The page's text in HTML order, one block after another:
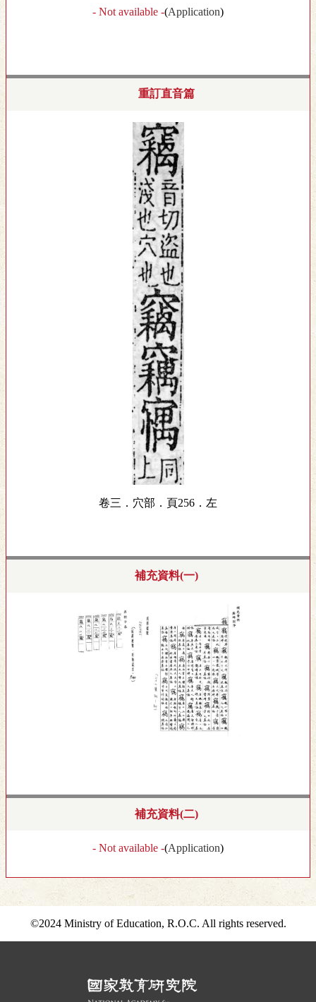
- Not available -(Application)
重訂直音篇
卷三．穴部．頁256．左
補充資料(一)
補充資料(二)
- Not available -(Application)
©2024 Ministry of Education, R.O.C. All rights reserved.